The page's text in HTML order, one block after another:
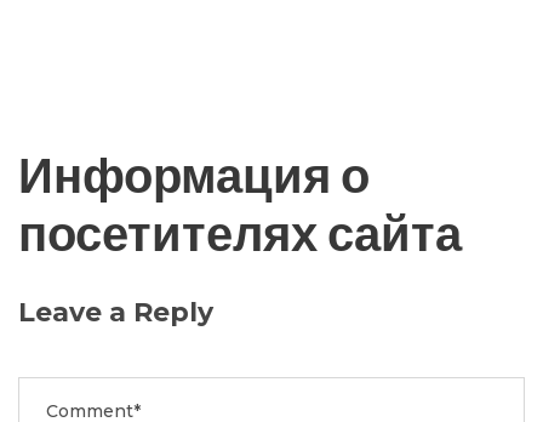
Информация о
посетителях сайта
Leave a Reply